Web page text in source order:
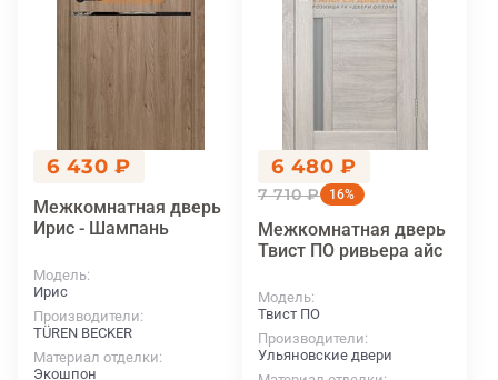
6 430 ₽
Межкомнатная дверь
Ирис - Шампань
Модель
Ирис
Производители
TÜREN BECKER
Материал отделки
Экошпон
6 480 ₽
7 710 ₽ 16%
Межкомнатная дверь
Твист ПО ривьера айс
Модель
Твист ПО
Производители
Ульяновские двери